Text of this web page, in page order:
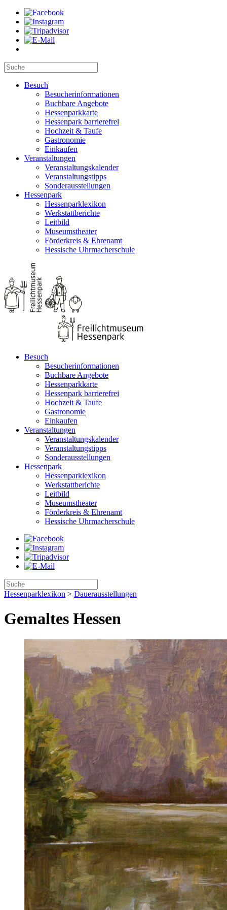
Besuch
Besucherinformationen
Buchbare Angebote
Hessenparkkarte
Hessenpark barrierefrei
Hochzeit & Taufe
Gastronomie
Einkaufen
Veranstaltungen
Veranstaltungskalender
Veranstaltungstipps
Sonderausstellungen
Hessenpark
Hessenparklexikon
Werkstattberichte
Leitbild
Museumstheater
Förderkreis & Ehrenamt
Hessische Uhrmacherschule
Besuch
Besucherinformationen
Buchbare Angebote
Hessenparkkarte
Hessenpark barrierefrei
Hochzeit & Taufe
Gastronomie
Einkaufen
Veranstaltungen
Veranstaltungskalender
Veranstaltungstipps
Sonderausstellungen
Hessenpark
Hessenparklexikon
Werkstattberichte
Leitbild
Museumstheater
Förderkreis & Ehrenamt
Hessische Uhrmacherschule
Hessenparklexikon > Dauerausstellungen
Gemaltes Hessen